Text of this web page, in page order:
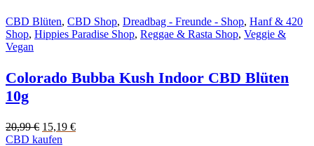
CBD Blüten, CBD Shop, Dreadbag - Freunde - Shop, Hanf & 420
Shop, Hippies Paradise Shop, Reggae & Rasta Shop, Veggie &
Vegan
Colorado Bubba Kush Indoor CBD Blüten
10g
20,99€ Original
price
15,19 €Current
CBD kaufen